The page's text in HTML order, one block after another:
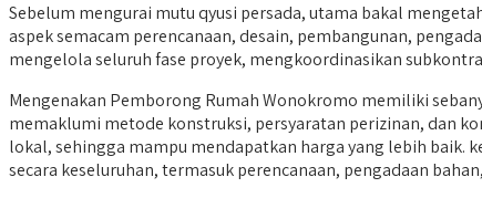
Sebelum mengurai mutu qyusi persada, utama bakal
aspek semacam perencanaan, desain, pembangunan,
mengelola seluruh fase proyek, mengkoordinasikan
Mengenakan Pemborong Rumah Wonokromo memiliki
memaklumi metode konstruksi, persyaratan perizinan, dan
lokal, sehingga mampu mendapatkan harga yang lebih baik.
secara keseluruhan, termasuk perencanaan, pengadaan